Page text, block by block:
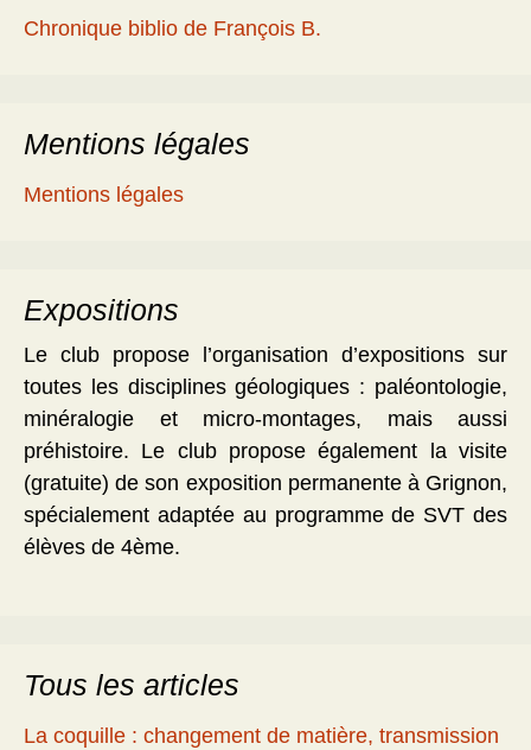
Chronique biblio de François B.
Mentions légales
Mentions légales
Expositions
Le club propose l’organisation d’expositions sur
toutes les disciplines géologiques : paléontologie,
minéralogie et micro-montages, mais aussi
préhistoire. Le club propose également la visite
(gratuite) de son exposition permanente à Grignon,
spécialement adaptée au programme de SVT des
élèves de 4ème.
Tous les articles
La coquille : changement de matière, transmission